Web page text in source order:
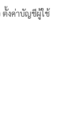
ตั้งค่าบัญชีผู้ใช้